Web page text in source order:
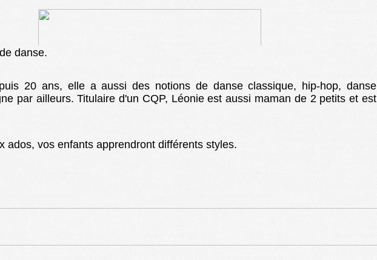
danse.
20 ans, elle a aussi des notions de danse classique, hip-hop, danse
par ailleurs. Titulaire d'un CQP, Léonie est aussi maman de 2 petits et est
ados, vos enfants apprendront différents styles.